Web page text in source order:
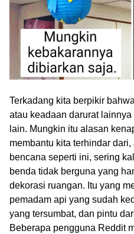
Terkadang kita berpikir
atau keadaan darurat
lain. Mungkin itu alasan
membantu kita terhindar
bencana seperti ini, sering
benda tidak berguna yang
dekorasi ruangan. Itu yang
pemadam api yang sudah
yang tersumbat, dan pintu
Beberapa pengguna Reddit